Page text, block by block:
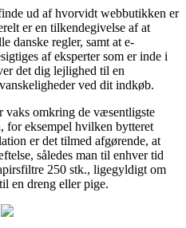
ud af hvorvidt webbutikken er
er en tilkendegivelse af at
danske regler, samt at e-
af eksperter som er inde i
det dig lejlighed til en
ved dit indkøb.
vaks omkring de væsentligste
for eksempel hvilken bytteret
er det tilmed afgørende, at
således man til enhver tid
250 stk., ligegyldigt om
en dreng eller pige.